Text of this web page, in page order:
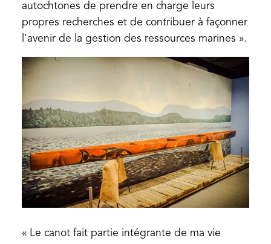
autochtones de prendre en charge leurs
propres recherches et de contribuer à façonner
l’avenir de la gestion des ressources marines ».
« Le canot fait partie intégrante de ma vie